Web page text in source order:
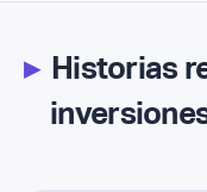
▸Historias